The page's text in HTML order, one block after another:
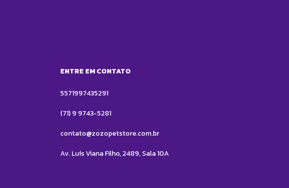
ENTRE EM CONTATO
5571997435291
(71) 9 9743-5281
contato@zozopetstore.com.br
Av. Luís Viana Filho, 2489, Sala 10A